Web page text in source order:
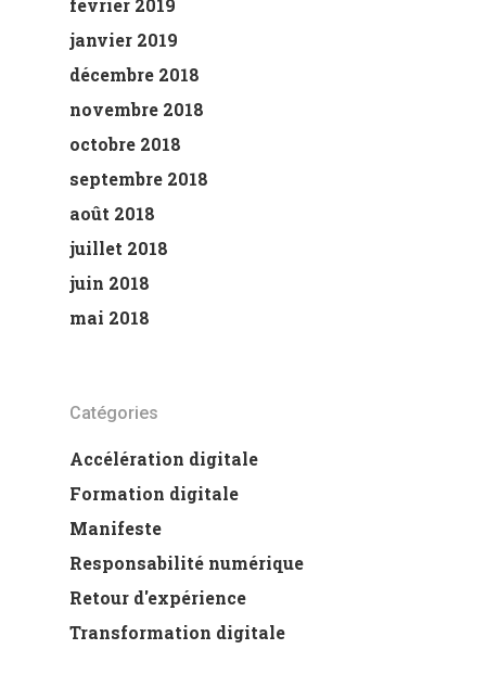
février 2019
janvier 2019
décembre 2018
novembre 2018
octobre 2018
septembre 2018
août 2018
juillet 2018
juin 2018
mai 2018
Catégories
Accélération digitale
Formation digitale
Manifeste
Responsabilité numérique
Retour d'expérience
Transformation digitale